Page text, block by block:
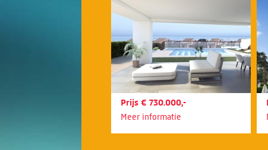
Prijs € 730.000,-
Meer informatie